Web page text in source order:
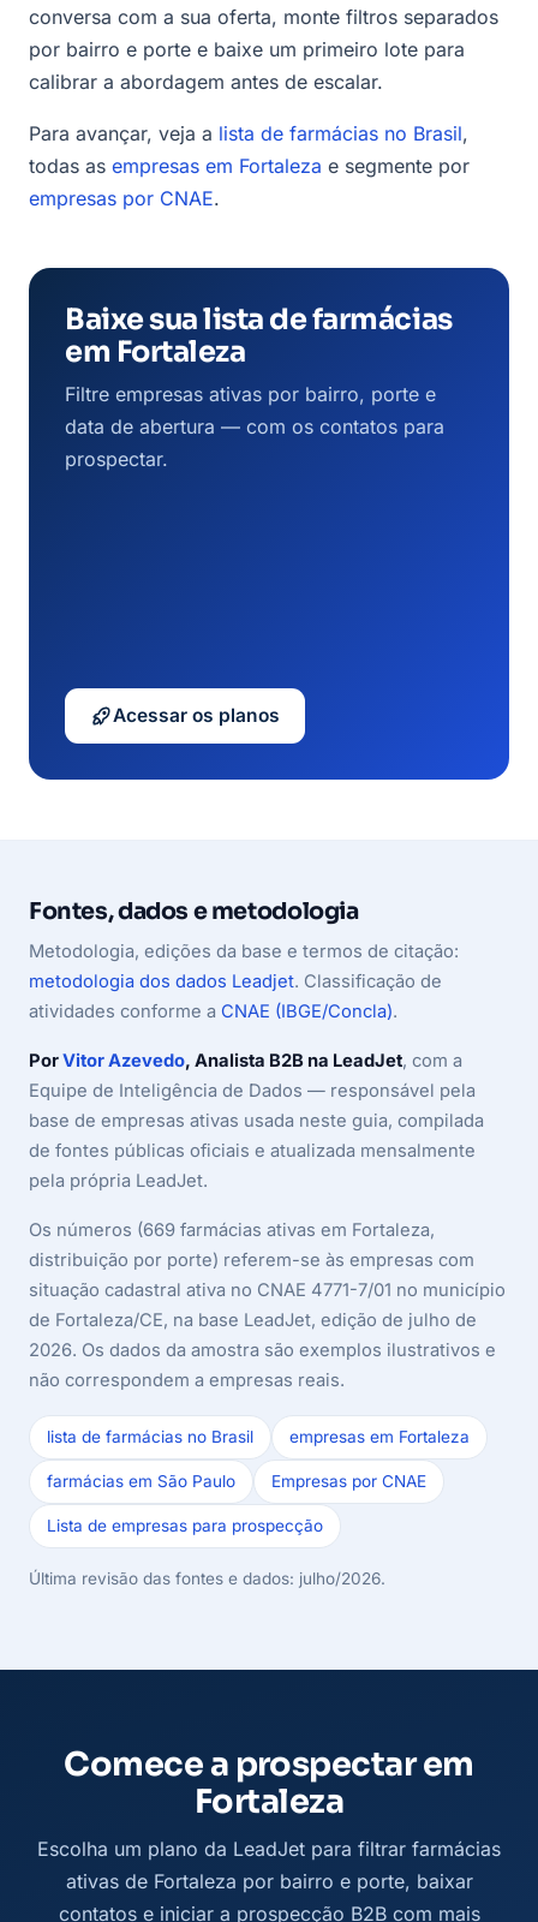
conversa com a sua oferta, monte filtros separados
por bairro e porte e baixe um primeiro lote para
calibrar a abordagem antes de escalar.
Para avançar, veja a lista de farmácias no Brasil,
todas as empresas em Fortaleza e segmente por
empresas por CNAE.
Baixe sua lista de farmácias
em Fortaleza
Filtre empresas ativas por bairro, porte e
data de abertura — com os contatos para
prospectar.
Acessar os planos
Fontes, dados e metodologia
Metodologia, edições da base e termos de citação:
metodologia dos dados Leadjet. Classificação de
atividades conforme a CNAE (IBGE/Concla).
PorVitor Azevedo, Analista B2B na LeadJet, com a
Equipe de Inteligência de Dados — responsável pela
base de empresas ativas usada neste guia, compilada
de fontes públicas oficiais e atualizada mensalmente
pela própria LeadJet.
Os números (669 farmácias ativas em Fortaleza,
distribuição por porte) referem-se às empresas com
situação cadastral ativa no CNAE 4771-7/01 no município
de Fortaleza/CE, na base LeadJet, edição de julho de
2026. Os dados da amostra são exemplos ilustrativos e
não correspondem a empresas reais.
lista de farmácias no Brasil empresas em Fortaleza
farmácias em São Paulo Empresas por CNAE
Lista de empresas para prospecção
Última revisão das fontes e dados: julho/2026.
Comece a prospectar em
Fortaleza
Escolha um plano da LeadJet para filtrar farmácias
ativas de Fortaleza por bairro e porte, baixar
contatos e iniciar a prospecção B2B com mais